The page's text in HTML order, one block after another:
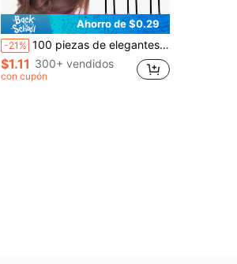
Ahorro de $0.29
-21% 100 piezas de elegantes pinzas para el cabello en forma de U, pinzas invisibles para mujeres - pinzas laterales para flequillo y línea del cabello, material duradero, diseño minimalista, agarre firme, adecuadas para varios peinados como colas de caballo y trenzas - accesorios para el cabello profesionales de uso diario, pinzas para el cabello de novia lindas, perfectas para peinados de boda, pinzas para el cabello de unicolor, pinzas para el cabello anti-rotura, accesorios para peinar el cabello. 100/50/5 piezas opcionales, regreso a la escuela, decoración del hogar, suministros del hogar, artículos esenciales para la familia, regalos para mujeres, regalos para hombres, regalos para madres
$1.11 300+ vendidos
con cupón